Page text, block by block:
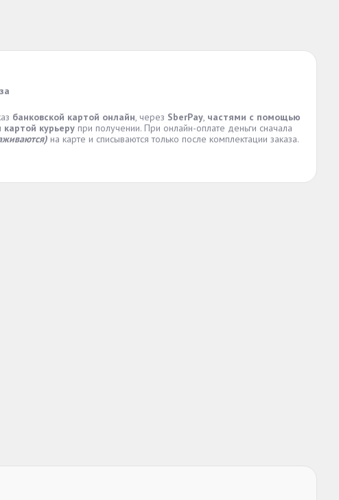
банковской картой онлайн, через SberPay, частями с помощью
картой курьеру при получении. При онлайн-оплате деньги сначала
на карте и списываются только после комплектации заказа.